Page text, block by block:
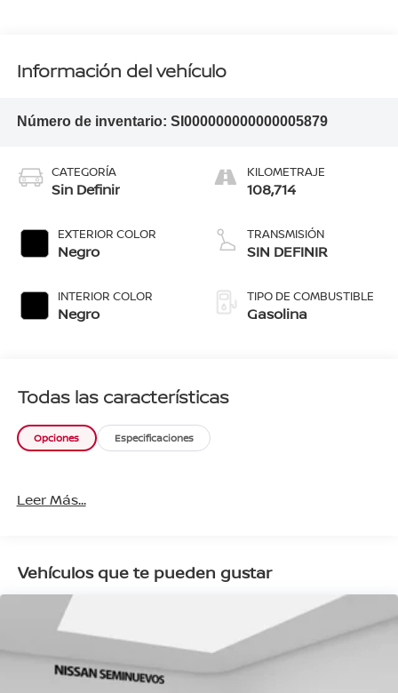
Información del vehículo
Número de inventario: SI000000000000005879
CATEGORÍA
Sin Definir
EXTERIOR COLOR
Negro
INTERIOR COLOR
Negro
KILOMETRAJE
108,714
TRANSMISIÓN
SIN DEFINIR
TIPO DE COMBUSTIBLE
Gasolina
Todas las características
Opciones Especificaciones
Leer Más...
Vehículos que te pueden gustar